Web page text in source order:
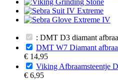
: DMT D3 diamant
DMT W7 Diamant
€ 14,95
Viking Afbraamsteentje
€ 6,95